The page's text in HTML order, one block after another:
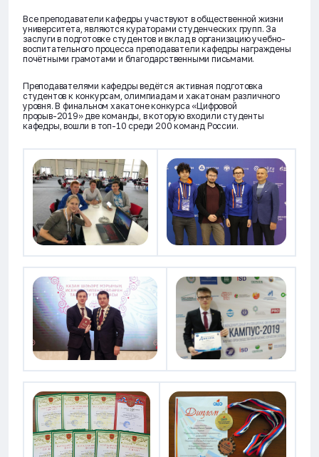
Все преподаватели кафедры участвуют в общественной жизни
университета, являются кураторами студенческих групп. За
заслуги в подготовке студентов и вклад в организацию учебно-
воспитательного процесса преподаватели кафедры награждены
почётными грамотами и благодарственными письмами.
Преподавателями кафедры ведётся активная подготовка
студентов к конкурсам, олимпиадам и хакатонам различного
уровня. В финальном хакатоне конкурса «Цифровой
прорыв-2019» две команды, в которую входили студенты
кафедры, вошли в топ-10 среди 200 команд России.